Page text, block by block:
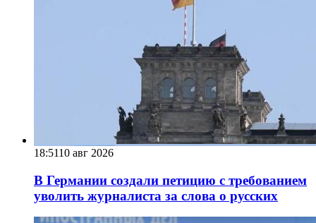
18:5110 авг 2026
В Германии создали петицию с требованием
уволить журналиста за слова о русских